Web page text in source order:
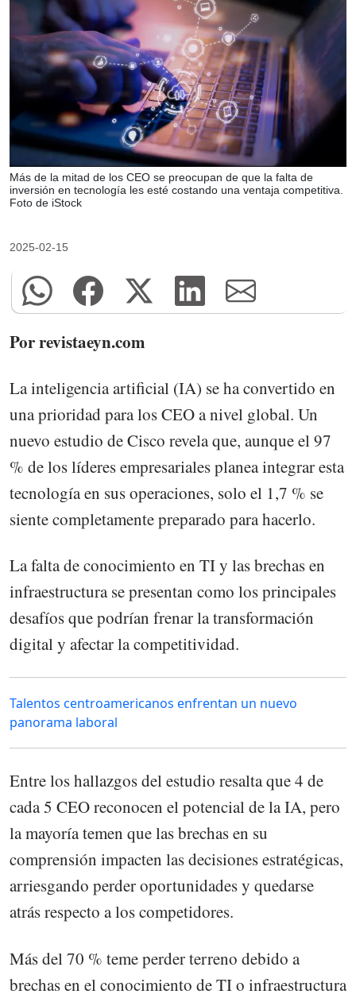
Más de la mitad de los CEO se preocupan de que la falta de
inversión en tecnología les esté costando una ventaja competitiva.
Foto de iStock
2025-02-15
Por revistaeyn.com
La inteligencia artificial (IA) se ha convertido en
una prioridad para los CEO a nivel global. Un
nuevo estudio de Cisco revela que, aunque el 97
% de los líderes empresariales planea integrar esta
tecnología en sus operaciones, solo el 1,7 % se
siente completamente preparado para hacerlo.
La falta de conocimiento en TI y las brechas en
infraestructura se presentan como los principales
desafíos que podrían frenar la transformación
digital y afectar la competitividad.
Talentos centroamericanos enfrentan un nuevo
panorama laboral
Entre los hallazgos del estudio resalta que 4 de
cada 5 CEO reconocen el potencial de la IA, pero
la mayoría temen que las brechas en su
comprensión impacten las decisiones estratégicas,
arriesgando perder oportunidades y quedarse
atrás respecto a los competidores.
Más del 70 % teme perder terreno debido a
brechas en el conocimiento de TI o infraestructura